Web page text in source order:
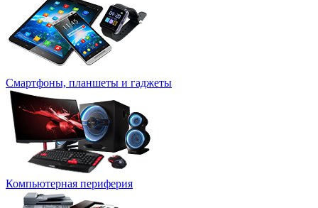
Смартфоны, планшеты и гаджеты
Компьютерная периферия